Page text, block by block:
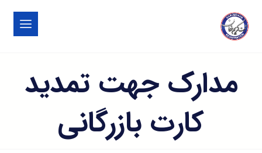
مدارک جهت تمدید
کارت بازرگانی